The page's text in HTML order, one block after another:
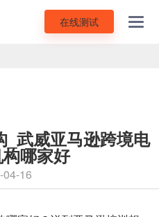
在线测试
武威亚马逊跨境电
哪家好
16